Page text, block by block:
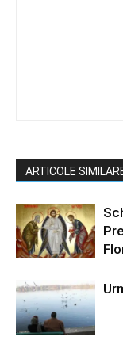
ARTICOLE